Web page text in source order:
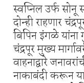
स्वप्निल उर्फ
दोन्ही राहणार
बिपिन इंगळे यांना
चंद्रपूर मुख्य
वाहनाद्वारे
नाकाबंदी करून